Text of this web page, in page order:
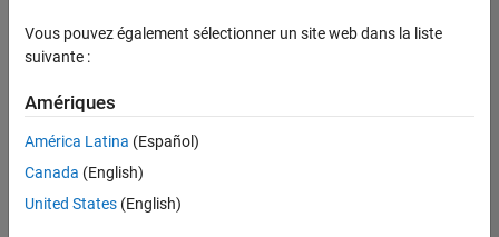
Ventes pour l'éducation
Ventes internes
Actuellement,
aucune
offre
d'emploi
Vous pouvez également sélectionner un site web dans la liste
suivante :
Amériques
América Latina (Español)
Canada (English)
United States (English)